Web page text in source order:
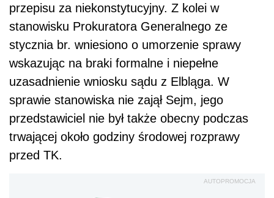
przepisu za niekonstytucyjny. Z kolei w
stanowisku Prokuratora Generalnego ze
stycznia br. wniesiono o umorzenie sprawy
wskazując na braki formalne i niepełne
uzasadnienie wniosku sądu z Elbląga. W
sprawie stanowiska nie zajął Sejm, jego
przedstawiciel nie był także obecny podczas
trwającej około godziny środowej rozprawy
przed TK.
AUTOPROMOCJA